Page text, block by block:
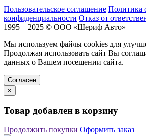
Пользовательское соглашение Политика
конфиденциальности Отказ от
1995 – 2025 © ООО «Шериф Авто»
Мы используем файлы cookies для
Продолжая использовать сайт Вы
данных о Вашем посещении сайта.
Cогласен
×
Товар добавлен в корзину
Продолжить покупки Оформить заказ